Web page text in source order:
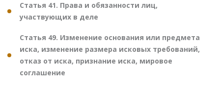
Статья 41. Права и обязанности лиц,
участвующих в деле
Статья 49. Изменение основания или предмета
иска, изменение размера исковых требований,
отказ от иска, признание иска, мировое
соглашение